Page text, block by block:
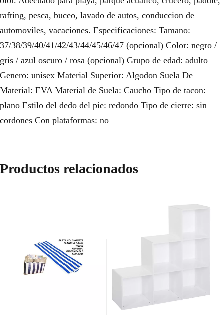
rafting, pesca, buceo, lavado de autos, conduccion de
automoviles, vacaciones. Especificaciones: Tamano:
37/38/39/40/41/42/43/44/45/46/47 (opcional) Color: negro /
gris / azul oscuro / rosa (opcional) Grupo de edad: adulto
Genero: unisex Material Superior: Algodon Suela De
Material: EVA Material de Suela: Caucho Tipo de tacon:
plano Estilo del dedo del pie: redondo Tipo de cierre: sin
cordones Con plataformas: no
Productos relacionados